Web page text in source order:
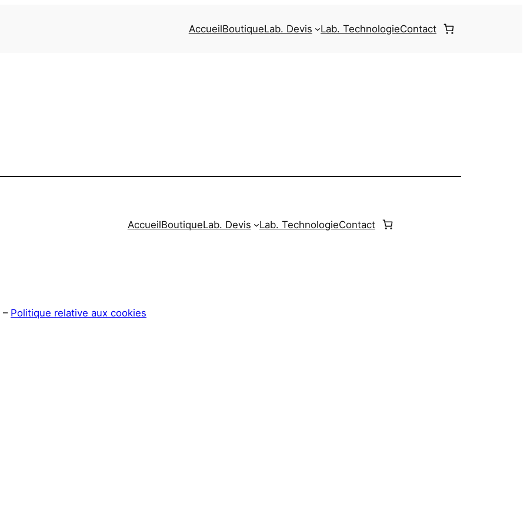
AccueilBoutiqueLab. Devis Lab. TechnologieContact
AccueilBoutiqueLab. Devis Lab. TechnologieContact
– Politique relative aux cookies